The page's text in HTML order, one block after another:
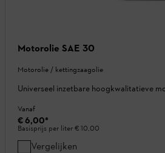
Motorolie SAE 30
Motorolie / kettingzaagolie
Universeel inzetbare hoogkwalitatieve
Vanaf
€ 6,00*
Basisprijs per liter€ 10,00
Vergelijken